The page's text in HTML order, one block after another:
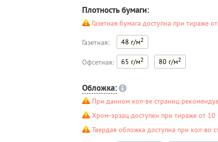
Плотность бумаги:
Газетная бумага доступна при тираже
Газетная: 48 г/м2
Офсетная: 65 г/м2 80 г/м2
Обложка:
При данном кол-ве страниц
Хром-эрзац доступен при тираже от 10
Твердая обложка доступна при кол-во